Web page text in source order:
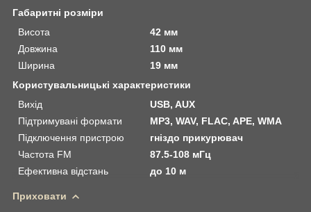
Габаритні розміри
Висота
42 мм
Довжина
110 мм
Ширина
19 мм
Користувальницькі характеристики
Вихід
USB, AUX
Підтримувані формати
MP3, WAV, FLAC, APE, WMA
Підключення пристрою
гніздо прикурювач
Частота FM
87.5-108 мГц
Ефективна відстань
до 10 м
Приховати